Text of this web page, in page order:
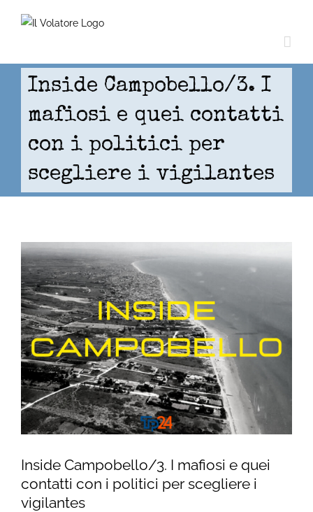
Inside Campobello/3. I
mafiosi e quei contatti
con i politici per
scegliere i vigilantes
Inside Campobello/3. I mafiosi e quei
contatti con i politici per scegliere i
vigilantes